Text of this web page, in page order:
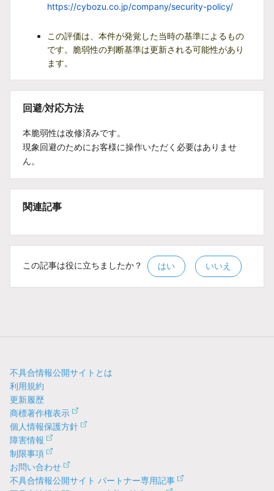
https://cybozu.co.jp/company/security-policy/
この評価は、本件が発覚した当時の基準によるもの
です。脆弱性の判断基準は更新される可能性があり
ます。
回避/対応方法
本脆弱性は改修済みです。
現象回避のためにお客様に操作いただく必要はありませ
ん。
関連記事
この記事は役に立ちましたか？ はい いいえ
不具合情報公開サイトとは
利用規約
更新履歴
商標著作権表示
個人情報保護方針
障害情報
制限事項
お問い合わせ
不具合情報公開サイト パートナー専用記事